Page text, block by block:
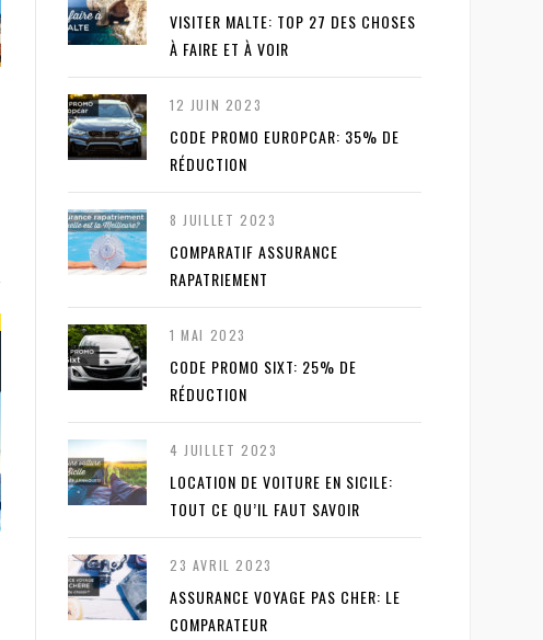
VISITER MALTE: TOP 27 DES CHOSES
À FAIRE ET À VOIR
12 JUIN 2023
CODE PROMO EUROPCAR: 35% DE
RÉDUCTION
8 JUILLET 2023
COMPARATIF ASSURANCE
RAPATRIEMENT
1 MAI 2023
CODE PROMO SIXT: 25% DE
RÉDUCTION
4 JUILLET 2023
LOCATION DE VOITURE EN SICILE:
TOUT CE QU’IL FAUT SAVOIR
23 AVRIL 2023
ASSURANCE VOYAGE PAS CHER: LE
COMPARATEUR